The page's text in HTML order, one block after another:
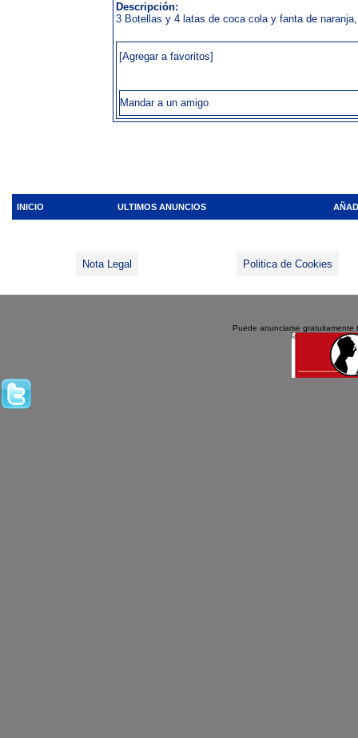
Descripción:
3 Botellas y 4 latas de coca cola y fanta de
[Agregar a favoritos]
Mandar a un amigo
INICIO ULTIMOS ANUNCIOS
Nota Legal Politica de Cookies
Puede anunciarse